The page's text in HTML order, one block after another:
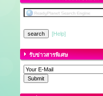
[Help]
รับข่าวสารพิเศษ